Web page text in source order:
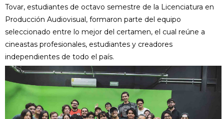
Tovar, estudiantes de octavo semestre de la Licenciatura en
Producción Audiovisual, formaron parte del equipo
seleccionado entre lo mejor del certamen, el cual reúne a
cineastas profesionales, estudiantes y creadores
independientes de todo el país.